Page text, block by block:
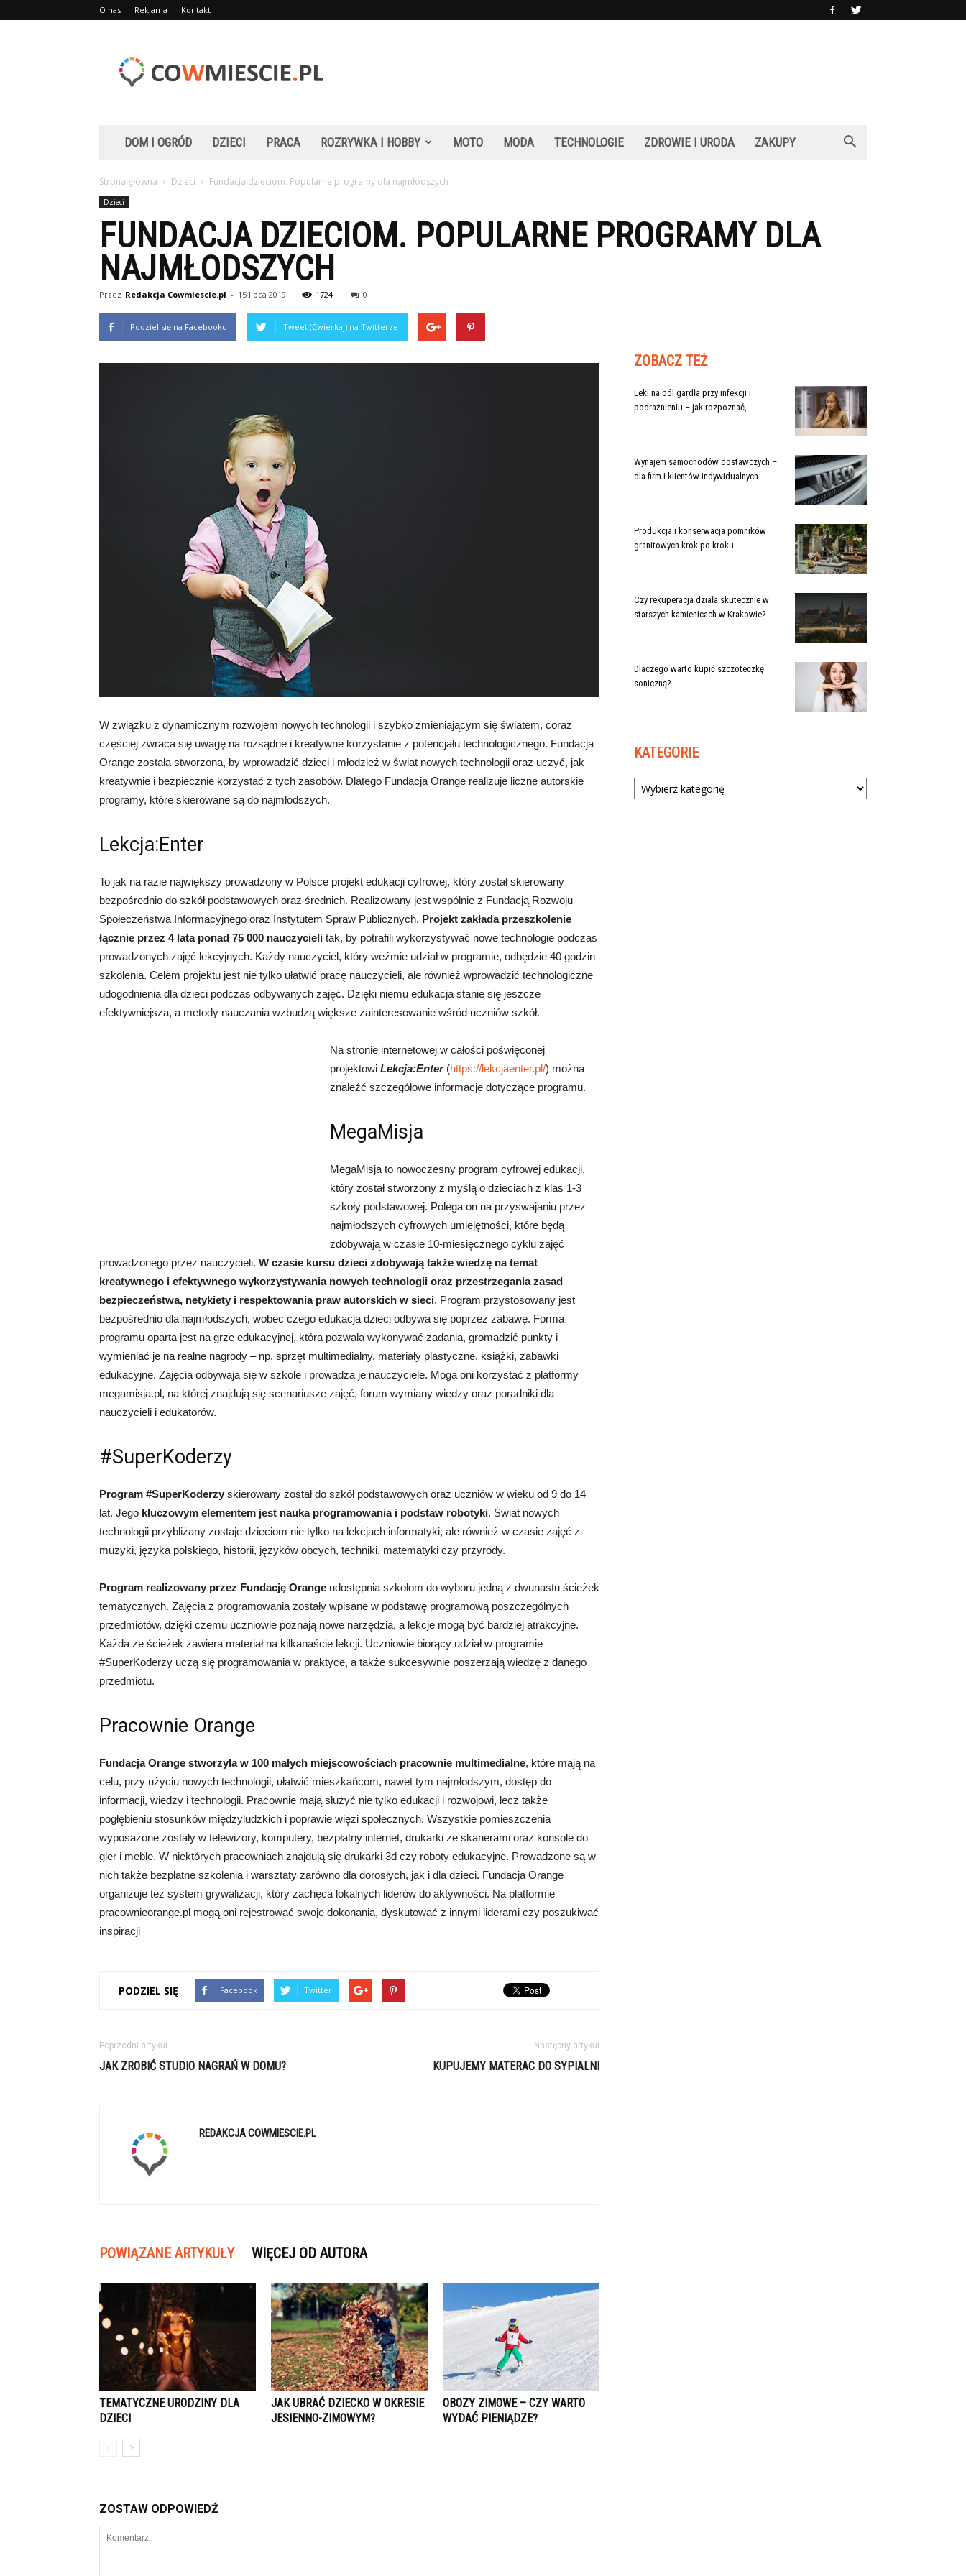
O nas Reklama Kontakt
DOM I OGRÓD DZIECI PRACA ROZRYWKA I HOBBY MOTO MODA TECHNOLOGIE ZDROWIE I URODA ZAKUPY
Strona główna Dzieci Fundacja dzieciom. Popularne programy dla najmłodszych
Dzieci
FUNDACJA DZIECIOM. POPULARNE PROGRAMY DLA
NAJMŁODSZYCH
Przez Redakcja Cowmiescie.pl - 15 lipca 2019 1724 0
Podziel się na Facebooku Tweet (Ćwierkaj) na Twitterze
W związku z dynamicznym rozwojem nowych technologii i szybko zmieniającym się światem, coraz
częściej zwraca się uwagę na rozsądne i kreatywne korzystanie z potencjału technologicznego. Fundacja
Orange została stworzona, by wprowadzić dzieci i młodzież w świat nowych technologii oraz uczyć, jak
kreatywnie i bezpiecznie korzystać z tych zasobów. Dlatego Fundacja Orange realizuje liczne autorskie
programy, które skierowane są do najmłodszych.
Lekcja:Enter
To jak na razie największy prowadzony w Polsce projekt edukacji cyfrowej, który został skierowany
bezpośrednio do szkół podstawowych oraz średnich. Realizowany jest wspólnie z Fundacją Rozwoju
Społeczeństwa Informacyjnego oraz Instytutem Spraw Publicznych. Projekt zakłada przeszkolenie
łącznie przez 4 lata ponad 75 000 nauczycieli tak, by potrafili wykorzystywać nowe technologie podczas
prowadzonych zajęć lekcyjnych. Każdy nauczyciel, który weźmie udział w programie, odbędzie 40 godzin
szkolenia. Celem projektu jest nie tylko ułatwić pracę nauczycieli, ale również wprowadzić technologiczne
udogodnienia dla dzieci podczas odbywanych zajęć. Dzięki niemu edukacja stanie się jeszcze
efektywniejsza, a metody nauczania wzbudzą większe zainteresowanie wśród uczniów szkół.
Na stronie internetowej w całości poświęconej
projektowi Lekcja:Enter(https://lekcjaenter.pl/) można
znaleźć szczegółowe informacje dotyczące programu.
MegaMisja
MegaMisja to nowoczesny program cyfrowej edukacji,
który został stworzony z myślą o dzieciach z klas 1-3
szkoły podstawowej. Polega on na przyswajaniu przez
najmłodszych cyfrowych umiejętności, które będą
zdobywają w czasie 10-miesięcznego cyklu zajęć
prowadzonego przez nauczycieli. W czasie kursu dzieci zdobywają także wiedzę na temat
kreatywnego i efektywnego wykorzystywania nowych technologii oraz przestrzegania zasad
bezpieczeństwa, netykiety i respektowania praw autorskich w sieci. Program przystosowany jest
bezpośrednio dla najmłodszych, wobec czego edukacja dzieci odbywa się poprzez zabawę. Forma
programu oparta jest na grze edukacyjnej, która pozwala wykonywać zadania, gromadzić punkty i
wymieniać je na realne nagrody – np. sprzęt multimedialny, materiały plastyczne, książki, zabawki
edukacyjne. Zajęcia odbywają się w szkole i prowadzą je nauczyciele. Mogą oni korzystać z platformy
megamisja.pl, na której znajdują się scenariusze zajęć, forum wymiany wiedzy oraz poradniki dla
nauczycieli i edukatorów.
#SuperKoderzy
Program #SuperKoderzy skierowany został do szkół podstawowych oraz uczniów w wieku od 9 do 14
lat. Jego kluczowym elementem jest nauka programowania i podstaw robotyki. Świat nowych
technologii przybliżany zostaje dzieciom nie tylko na lekcjach informatyki, ale również w czasie zajęć z
muzyki, języka polskiego, historii, języków obcych, techniki, matematyki czy przyrody.
Program realizowany przez Fundację Orange udostępnia szkołom do wyboru jedną z dwunastu ścieżek
tematycznych. Zajęcia z programowania zostały wpisane w podstawę programową poszczególnych
przedmiotów, dzięki czemu uczniowie poznają nowe narzędzia, a lekcje mogą być bardziej atrakcyjne.
Każda ze ścieżek zawiera materiał na kilkanaście lekcji. Uczniowie biorący udział w programie
#SuperKoderzy uczą się programowania w praktyce, a także sukcesywnie poszerzają wiedzę z danego
przedmiotu.
Pracownie Orange
Fundacja Orange stworzyła w 100 małych miejscowościach pracownie multimedialne, które mają na
celu, przy użyciu nowych technologii, ułatwić mieszkańcom, nawet tym najmłodszym, dostęp do
informacji, wiedzy i technologii. Pracownie mają służyć nie tylko edukacji i rozwojowi, lecz także
pogłębieniu stosunków międzyludzkich i poprawie więzi społecznych. Wszystkie pomieszczenia
wyposażone zostały w telewizory, komputery, bezpłatny internet, drukarki ze skanerami oraz konsole do
gier i meble. W niektórych pracowniach znajdują się drukarki 3d czy roboty edukacyjne. Prowadzone są w
nich także bezpłatne szkolenia i warsztaty zarówno dla dorosłych, jak i dla dzieci. Fundacja Orange
organizuje tez system grywalizacji, który zachęca lokalnych liderów do aktywności. Na platformie
pracownieorange.pl mogą oni rejestrować swoje dokonania, dyskutować z innymi liderami czy poszukiwać
inspiracji
PODZIEL SIĘ Facebook Twitter
Poprzedni artykuł
JAK ZROBIĆ STUDIO NAGRAŃ W DOMU?
Następny artykuł
KUPUJEMY MATERAC DO SYPIALNI
REDAKCJA COWMIESCIE.PL
POWIĄZANE ARTYKUŁY WIĘCEJ OD AUTORA
TEMATYCZNE URODZINY DLA
DZIECI
JAK UBRAĆ DZIECKO W OKRESIE
JESIENNO-ZIMOWYM?
OBOZY ZIMOWE – CZY WARTO
WYDAĆ PIENIĄDZE?
ZOSTAW ODPOWIEDŹ
ZOBACZ TEŻ
Leki na ból gardła przy infekcji i
podrażnieniu – jak rozpoznać,...
Wynajem samochodów dostawczych –
dla firm i klientów indywidualnych
Produkcja i konserwacja pomników
granitowych krok po kroku
Czy rekuperacja działa skutecznie w
starszych kamienicach w Krakowie?
Dlaczego warto kupić szczoteczkę
soniczną?
KATEGORIE
Kategorie